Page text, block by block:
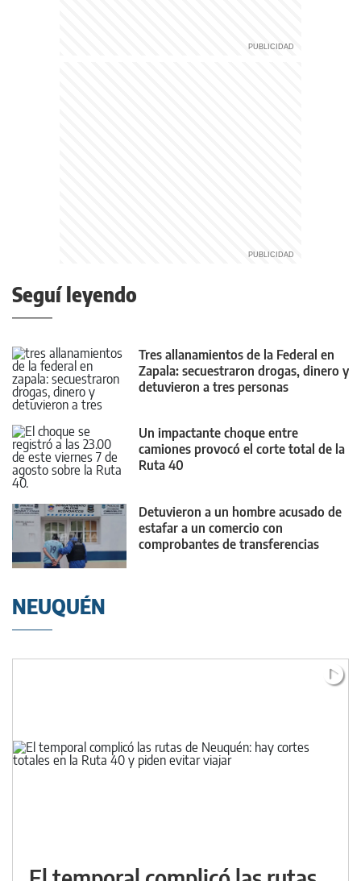
Seguí leyendo
Tres allanamientos de la Federal en
Zapala: secuestraron drogas, dinero y
detuvieron a tres personas
Un impactante choque entre
camiones provocó el corte total de la
Ruta 40
Detuvieron a un hombre acusado de
estafar a un comercio con
comprobantes de transferencias
NEUQUÉN